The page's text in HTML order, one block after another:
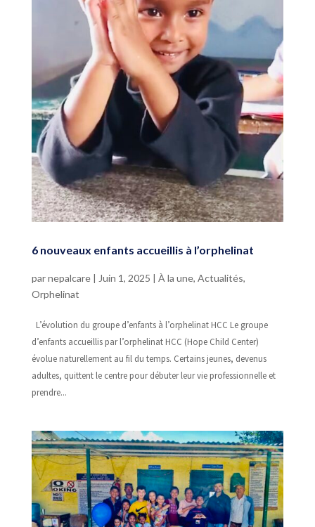
6 nouveaux enfants accueillis à l’orphelinat
parnepalcare| Juin 1, 2025 | À la une, Actualités,
Orphelinat
L’évolution du groupe d’enfants à l’orphelinat HCC Le groupe
d’enfants accueillis par l’orphelinat HCC (Hope Child Center)
évolue naturellement au fil du temps. Certains jeunes, devenus
adultes, quittent le centre pour débuter leur vie professionnelle et
prendre...